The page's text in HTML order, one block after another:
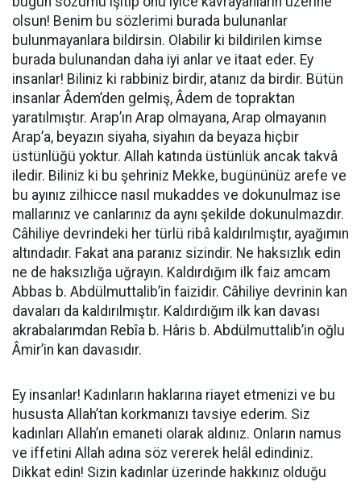
olsun! Benim bu sözlerimi burada bulunanlar
bulunmayanlara bildirsin. Olabilir ki bildirilen kimse
burada bulunandan daha iyi anlar ve itaat eder. Ey
insanlar! Biliniz ki rabbiniz birdir, atanız da birdir. Bütün
insanlar Âdem’den gelmiş, Âdem de topraktan
yaratılmıştır. Arap’ın Arap olmayana, Arap olmayanın
Arap’a, beyazın siyaha, siyahın da beyaza hiçbir
üstünlüğü yoktur. Allah katında üstünlük ancak takvâ
iledir. Biliniz ki bu şehriniz Mekke, bugününüz arefe ve
bu ayınız zilhicce nasıl mukaddes ve dokunulmaz ise
mallarınız ve canlarınız da aynı şekilde dokunulmazdır.
Câhiliye devrindeki her türlü ribâ kaldırılmıştır, ayağımın
altındadır. Fakat ana paranız sizindir. Ne haksızlık edin
ne de haksızlığa uğrayın. Kaldırdığım ilk faiz amcam
Abbas b. Abdülmuttalib’in faizidir. Câhiliye devrinin kan
davaları da kaldırılmıştır. Kaldırdığım ilk kan davası
akrabalarımdan Rebîa b. Hâris b. Abdülmuttalib’in oğlu
Âmir’in kan davasıdır.
Ey insanlar! Kadınların haklarına riayet etmenizi ve bu
hususta Allah’tan korkmanızı tavsiye ederim. Siz
kadınları Allah’ın emaneti olarak aldınız. Onların namus
ve iffetini Allah adına söz vererek helâl edindiniz.
Dikkat edin! Sizin kadınlar üzerinde hakkınız olduğu